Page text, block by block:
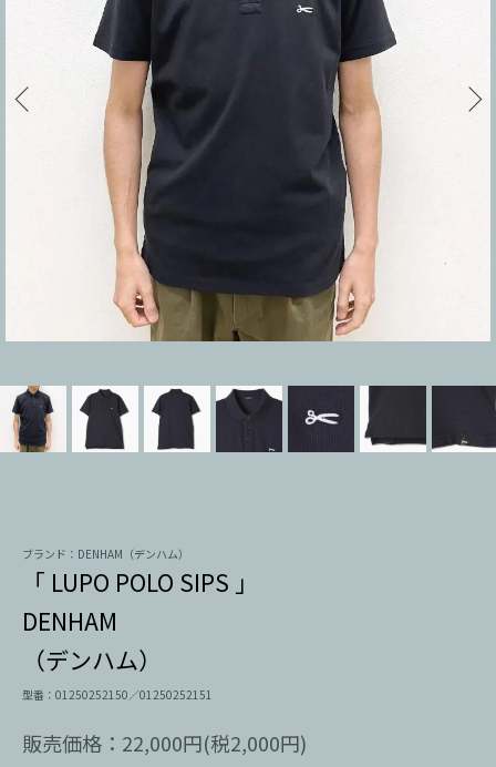
ブランド：DENHAM（デンハム）
「 LUPO POLO SIPS 」
DENHAM
（デンハム）
型番：01250252150／01250252151
販売価格：22,000円(税2,000円)